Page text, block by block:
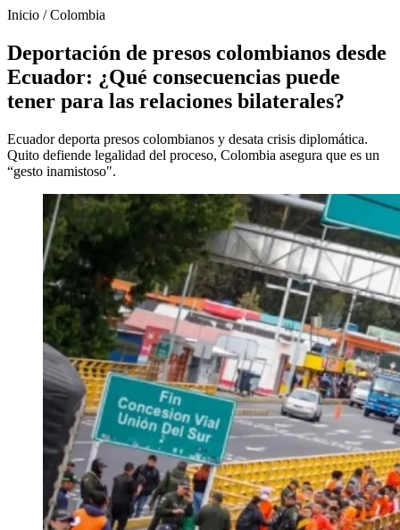
Inicio /Colombia
Deportación de presos colombianos desde
Ecuador: ¿Qué consecuencias puede
tener para las relaciones bilaterales?
Ecuador deporta presos colombianos y desata crisis diplomática.
Quito defiende legalidad del proceso, Colombia asegura que es un
“gesto inamistoso".